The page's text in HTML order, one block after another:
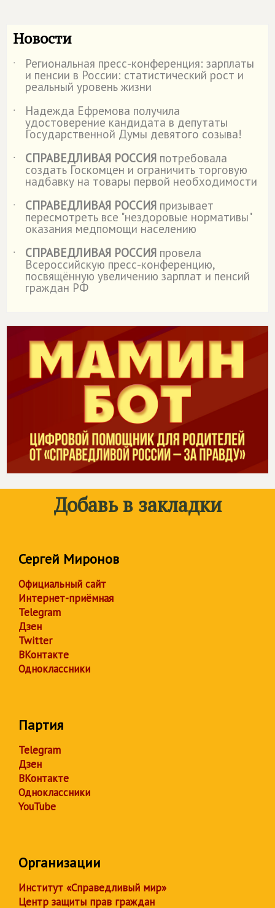
Новости
˙ Региональная пресс-конференция: зарплаты
и пенсии в России: статистический рост и
реальный уровень жизни
˙
Надежда Ефремова получила
удостоверение кандидата в депутаты
Государственной Думы девятого созыва!
˙
СПРАВЕДЛИВАЯ РОССИЯ потребовала
создать Госкомцен и ограничить торговую
надбавку на товары первой необходимости
˙
СПРАВЕДЛИВАЯ РОССИЯ призывает
пересмотреть все "нездоровые нормативы"
оказания медпомощи населению
˙
СПРАВЕДЛИВАЯ РОССИЯ провела
Всероссийскую пресс-конференцию,
посвящённую увеличению зарплат и пенсий
граждан РФ
Добавь в закладки
Сергей Миронов
Официальный сайт
Интернет-приёмная
Telegram
Дзен
Twitter
ВКонтакте
Одноклассники
Партия
Telegram
Дзен
ВКонтакте
Одноклассники
YouTube
Организации
Институт «Справедливый мир»
Центр защиты прав граждан